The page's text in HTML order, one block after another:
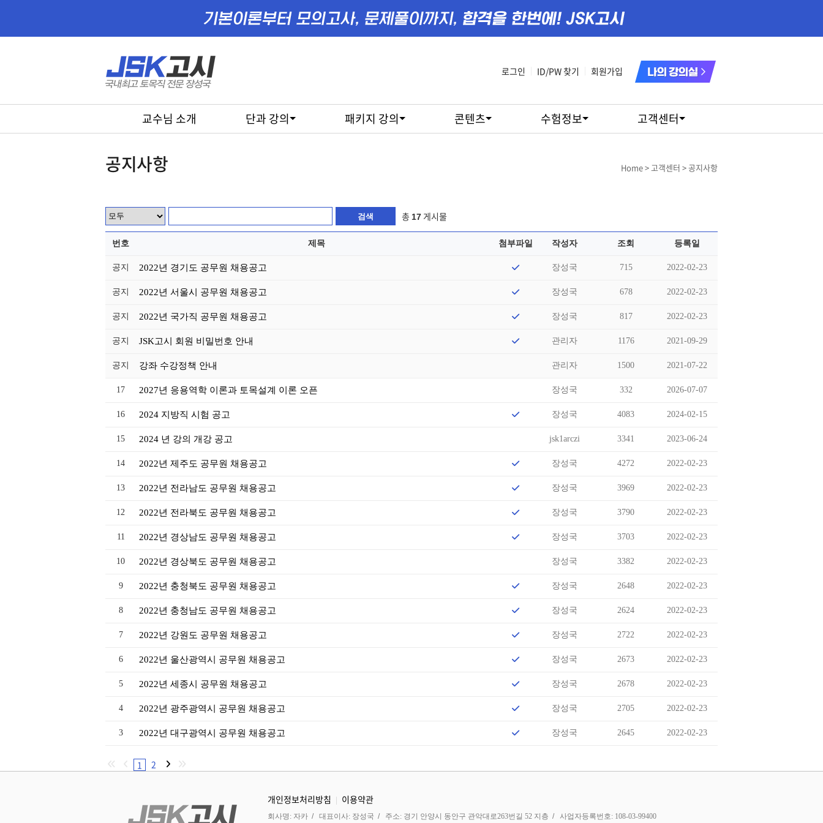
교수님 소개 단과 강의 패키지 강의 콘텐츠 수험정보 고객센터
로그인 ID/PW 찾기 회원가입
공지사항 고객센터 > 공지사항
총 17 게시물
번호 제목 첨부파일 작성자 조회 등록일
공지 2022년 경기도 공무원 채용공고 장성국 715 2022-02-23
공지 2022년 서울시 공무원 채용공고 장성국 678 2022-02-23
공지 2022년 국가직 공무원 채용공고 장성국 817 2022-02-23
공지 JSK고시 회원 비밀번호 안내 관리자 1176 2021-09-29
공지 강좌 수강정책 안내 관리자 1500 2021-07-22
17 2027년 응용역학 이론과 토목설계 이론 오픈 장성국 332 2026-07-07
16 2024 지방직 시험 공고 장성국 4083 2024-02-15
15 2024 년 강의 개강 공고 jsk1arczi 3341 2023-06-24
14 2022년 제주도 공무원 채용공고 장성국 4272 2022-02-23
13 2022년 전라남도 공무원 채용공고 장성국 3969 2022-02-23
12 2022년 전라북도 공무원 채용공고 장성국 3790 2022-02-23
11 2022년 경상남도 공무원 채용공고 장성국 3703 2022-02-23
10 2022년 경상북도 공무원 채용공고 장성국 3382 2022-02-23
9 2022년 충청북도 공무원 채용공고 장성국 2648 2022-02-23
8 2022년 충청남도 공무원 채용공고 장성국 2624 2022-02-23
7 2022년 강원도 공무원 채용공고 장성국 2722 2022-02-23
6 2022년 울산광역시 공무원 채용공고 장성국 2673 2022-02-23
5 2022년 세종시 공무원 채용공고 장성국 2678 2022-02-23
4 2022년 광주광역시 공무원 채용공고 장성국 2705 2022-02-23
3 2022년 대구광역시 공무원 채용공고 장성국 2645 2022-02-23
1 2
개인정보처리방침 | 이용약관
회사명: 자카 대표이사: 장성국 주소: 경기 안양시 동안구 관악대로263번길 52 지층 사업자등록번호: 108-03-99400